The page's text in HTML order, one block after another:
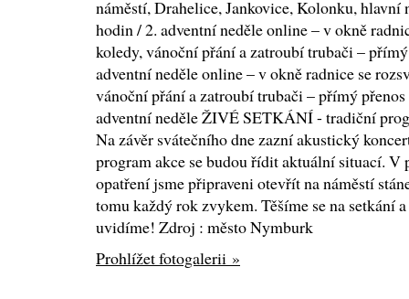
náměstí, Drahelice, Jankovice, Kolonku, hlavní
hodin / 2. adventní neděle online – v okně
koledy, vánoční přání a zatroubí trubači –
adventní neděle online – v okně radnice se
vánoční přání a zatroubí trubači – přímý
adventní neděle ŽIVÉ SETKÁNÍ - tradiční
Na závěr svátečního dne zazní akustický
program akce se budou řídit aktuální situací.
opatření jsme připraveni otevřít na náměstí
tomu každý rok zvykem. Těšíme se na setkání
uvidíme! Zdroj : město Nymburk
Prohlížet fotogalerii »